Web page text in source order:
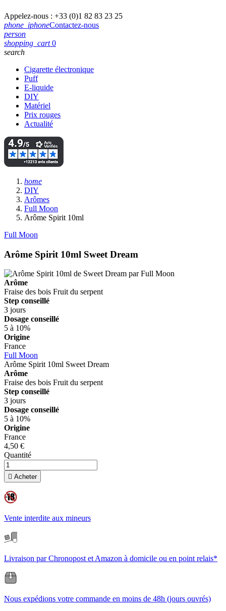
Appelez-nous : +33 (0)1 82 83 23 25
phone_iphoneContactez-nous
person
shopping_cart 0
search
Cigarette électronique
Puff
E-liquide
DIY
Matériel
Prix rouges
Actualité
home
DIY
Arômes
Full Moon
Arôme Spirit 10ml
Full Moon
Arôme Spirit 10ml Sweet Dream
Arôme
Fraise des bois Fruit du serpent
Step conseillé
3 jours
Dosage conseillé
5 à 10%
Origine
France
Full Moon
Arôme Spirit 10ml Sweet Dream
Arôme
Fraise des bois Fruit du serpent
Step conseillé
3 jours
Dosage conseillé
5 à 10%
Origine
France
4,50 €
Quantité
 Acheter
Vente interdite aux mineurs
Livraison par Chronopost et Amazon à domicile ou en point relais*
Nous expédions votre commande en moins de 48h (jours ouvrés)